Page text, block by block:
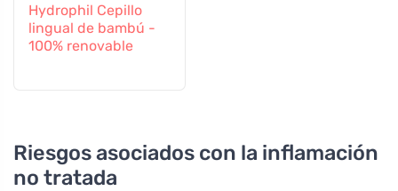
Hydrophil Cepillo
lingual de bambú -
100% renovable
Riesgos asociados con la inflamación
no tratada